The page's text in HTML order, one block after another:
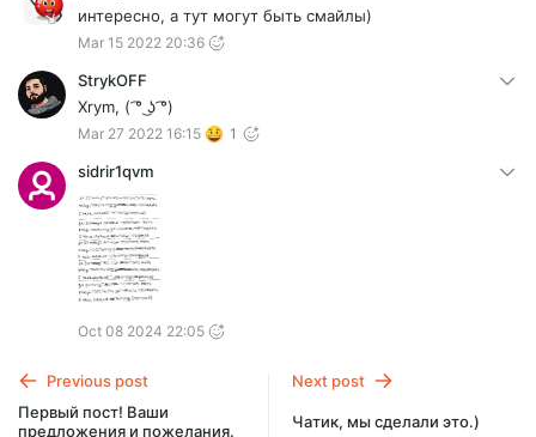
интересно, а тут могут быть смайлы)
Mar 15 2022 20:36
StrykOFF
Xrym, ( ͡° ͜ʖ ͡°)
Mar 27 2022 16:15 1
sidrir1qvm
Oct 08 2024 22:05
Previous post
Первый пост! Ваши
предложения и пожелания.
Next post
Чатик, мы сделали это.)